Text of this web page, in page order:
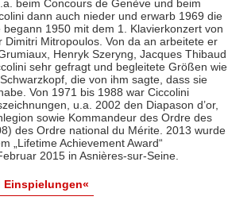
beim Concours de Genève und beim
dann auch nieder und erwarb 1969 die
1950 mit dem 1. Klavierkonzert von
Mitropoulos. Von da an arbeitete er
Henryk Szeryng, Jacques Thibaud
sehr gefragt und begleitete Größen wie
die von ihm sagte, dass sie
Von 1971 bis 1988 war Ciccolini
u.a. 2002 den Diapason d’or,
sowie Kommandeur des Ordre des
des Ordre national du Mérite. 2013 wurde
„Lifetime Achievement Award“
2015 in Asnières-sur-Seine.